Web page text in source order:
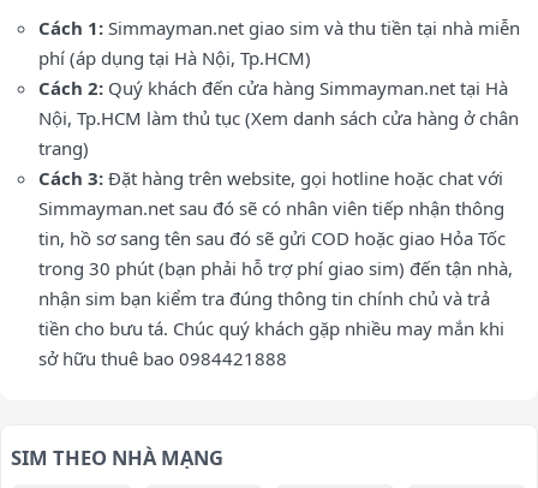
Cách 1: Simmayman.net giao sim và thu tiền tại nhà miễn
phí (áp dụng tại Hà Nội, Tp.HCM)
Cách 2: Quý khách đến cửa hàng Simmayman.net tại Hà
Nội, Tp.HCM làm thủ tục (Xem danh sách cửa hàng ở chân
trang)
Cách 3: Đặt hàng trên website, gọi hotline hoặc chat với
Simmayman.net sau đó sẽ có nhân viên tiếp nhận thông
tin, hồ sơ sang tên sau đó sẽ gửi COD hoặc giao Hỏa Tốc
trong 30 phút (bạn phải hỗ trợ phí giao sim) đến tận nhà,
nhận sim bạn kiểm tra đúng thông tin chính chủ và trả
tiền cho bưu tá. Chúc quý khách gặp nhiều may mắn khi
sở hữu thuê bao 0984421888
SIM THEO NHÀ MẠNG